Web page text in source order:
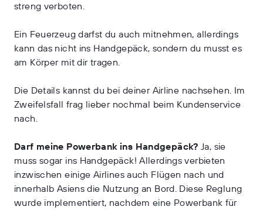
streng verboten.
Ein Feuerzeug darfst du auch mitnehmen, allerdings
kann das nicht ins Handgepäck, sondern du musst es
am Körper mit dir tragen.
Die Details kannst du bei deiner Airline nachsehen. Im
Zweifelsfall frag lieber nochmal beim Kundenservice
nach.
Darf meine Powerbank ins Handgepäck?Ja, sie
muss sogar ins Handgepäck! Allerdings verbieten
inzwischen einige Airlines auch Flügen nach und
innerhalb Asiens die Nutzung an Bord. Diese Reglung
wurde implementiert, nachdem eine Powerbank für